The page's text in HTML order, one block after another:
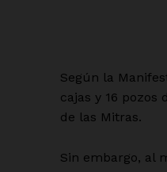
Según la
cajas y 16
de las Mitras.
Sin embargo, al